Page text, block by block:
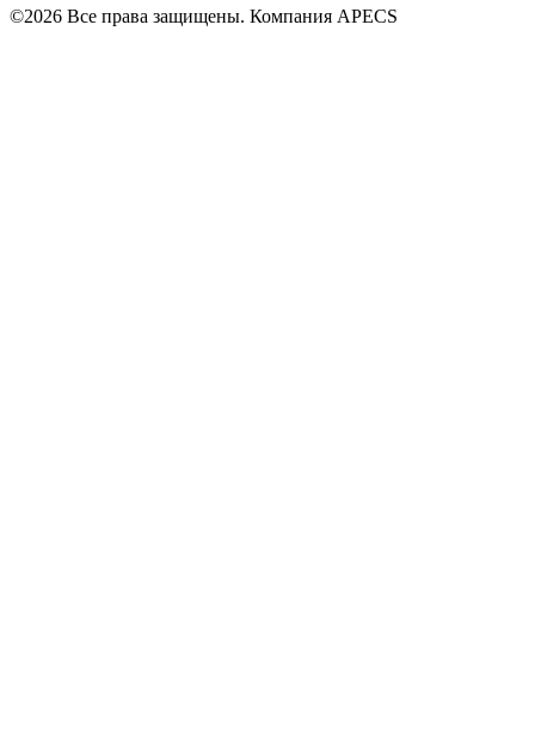
©2026 Все права защищены. Компания APECS